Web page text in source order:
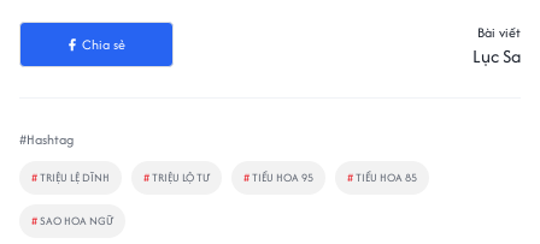
Chia sẻ
Bài viết
Lục Sa
#Hashtag
#TRIỆU LỆ DĨNH #TRIỆU LỘ TƯ #TIỂU HOA 95 #TIỂU HOA 85
#SAO HOA NGỮ